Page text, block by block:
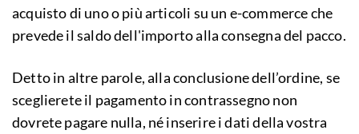
acquisto di uno o più articoli su un e-commerce che
prevede il saldo dell'importo alla consegna del pacco.
Detto in altre parole, alla conclusione dell’ordine, se
sceglierete il pagamento in contrassegno non
dovrete pagare nulla, né inserire i dati della vostra